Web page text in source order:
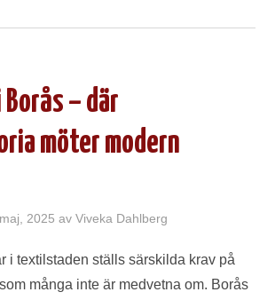
– där
möter modern
2025 avViveka Dahlberg
i textilstaden ställs särskilda krav på
många inte är medvetna om. Borås